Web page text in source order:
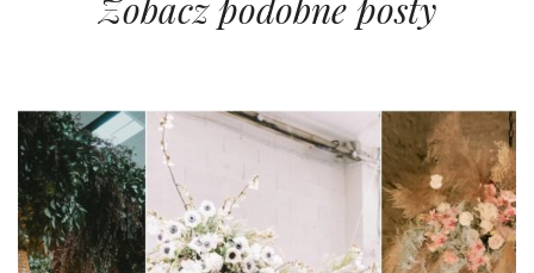
Zobacz podobne posty